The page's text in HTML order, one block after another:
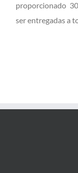
proporcionado
ser entregadas a